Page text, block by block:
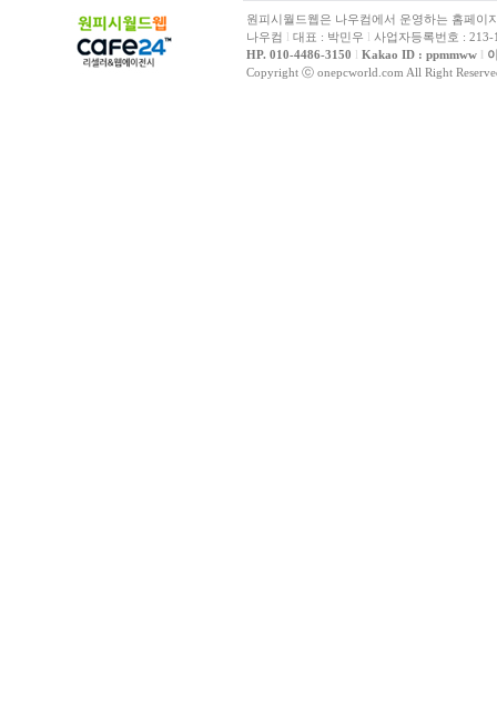
원피시월드웹은 나우컴에서 운영하는 홈페이
나우컴 l 대표 : 박민우 l 사업자등록번호 :
HP. 010-4486-3150 l Kakao ID : ppmmww l
Copyright ⓒ onepcworld.com All Right